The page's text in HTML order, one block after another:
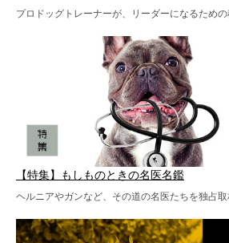
プロドッグトレーナーが、リーダーになるための
【特集】もしものときの名医名鑑
ヘルニアやガンなど、その道の名医たちを独占取